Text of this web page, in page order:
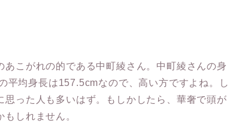
こがれの的である中町綾さん。中町綾さんの身
平均身長は157.5cmなので、高い方ですよね。し
った人も多いはず。もしかしたら、華奢で頭が
しれません。